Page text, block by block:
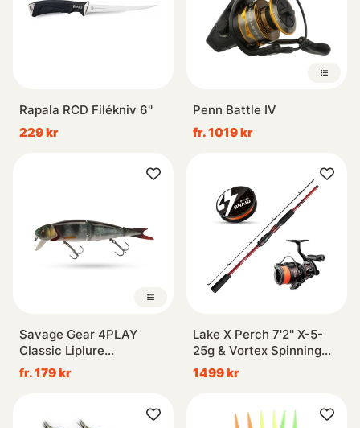
Rapala RCD Filékniv 6''
229 kr
Penn Battle IV
fr. 1019 kr
Savage Gear 4PLAY
Classic Liplure
Suspending
fr. 179 kr
Lake X Perch 7'2'' X-5-
25g & Vortex Spinning
Combo
1499 kr